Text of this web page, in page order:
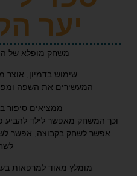
יער
משחק מופלא של המצאת
שימוש בדמיון, אוצר מילים,
המעשירים את השפה ומפתחים
ממציאים סיפור בעזרת
מאפשר לילד להביע פחד,
לשחק בקבוצה, אפשר לשחק
מומלץ מאוד למרפאות בעיסוק /